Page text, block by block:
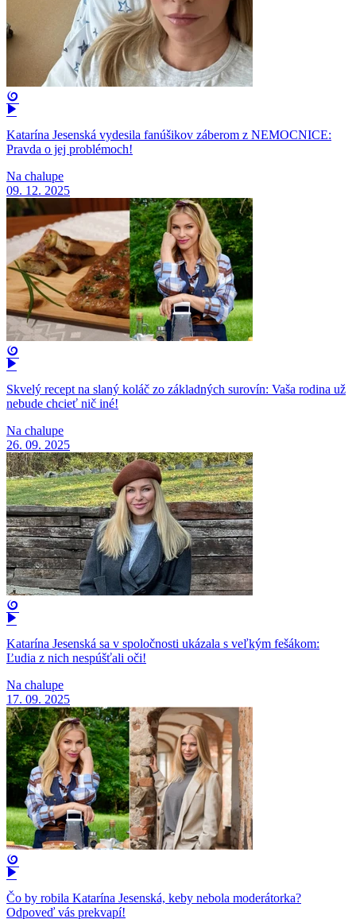
Katarína Jesenská vydesila fanúšikov záberom z NEMOCNICE:
Pravda o jej problémoch!
Na chalupe
09. 12. 2025
Skvelý recept na slaný koláč zo základných surovín: Vaša rodina už
nebude chcieť nič iné!
Na chalupe
26. 09. 2025
Katarína Jesenská sa v spoločnosti ukázala s veľkým fešákom:
Ľudia z nich nespúšťali oči!
Na chalupe
17. 09. 2025
Čo by robila Katarína Jesenská, keby nebola moderátorka?
Odpoveď vás prekvapí!